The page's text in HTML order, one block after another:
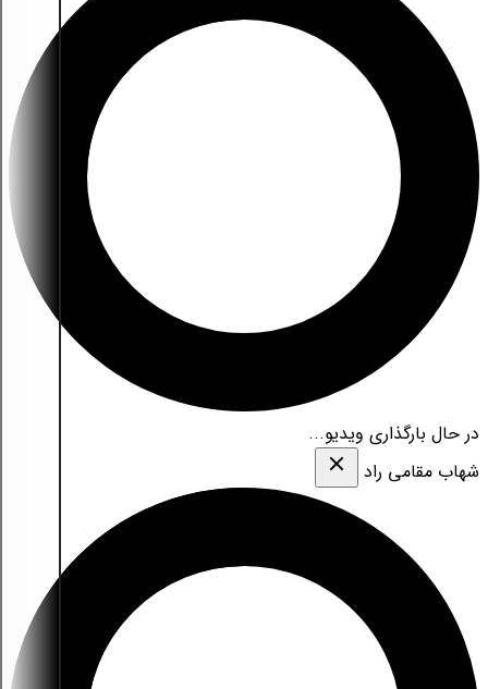
در حال بارگذاری ویدیو...
شهاب مقامی‌ راد